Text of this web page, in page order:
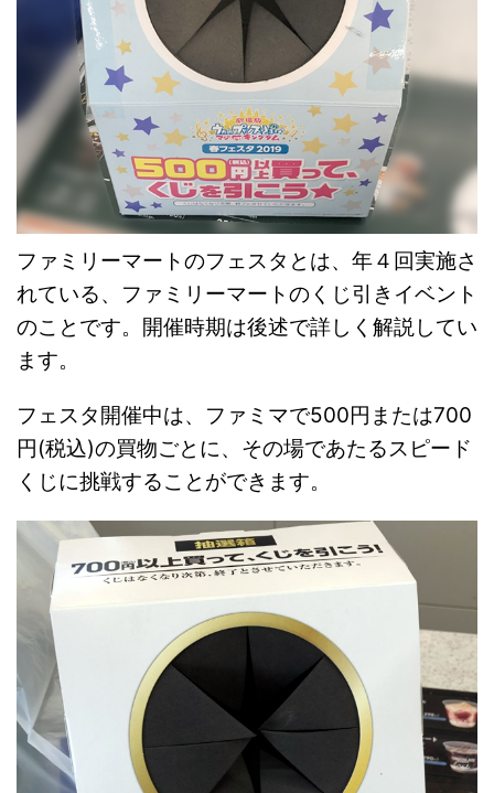
ファミリーマートのフェスタとは、年４回実施さ
れている、ファミリーマートのくじ引きイベント
のことです。開催時期は後述で詳しく解説してい
ます。
フェスタ開催中は、ファミマで500円または700
円(税込)の買物ごとに、その場であたるスピード
くじに挑戦することができます。